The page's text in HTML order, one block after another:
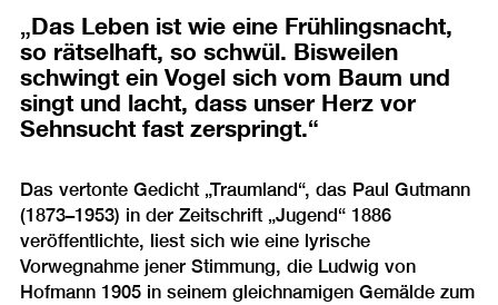
„Das Leben ist wie eine Frühlingsnacht,
so rätselhaft, so schwül. Bisweilen
schwingt ein Vogel sich vom Baum und
singt und lacht, dass unser Herz vor
Sehnsucht fast zerspringt.“
Das vertonte Gedicht „Traumland“, das Paul Gutmann
(1873–1953) in der Zeitschrift „Jugend“ 1886
veröffentlichte, liest sich wie eine lyrische
Vorwegnahme jener Stimmung, die Ludwig von
Hofmann 1905 in seinem gleichnamigen Gemälde zum